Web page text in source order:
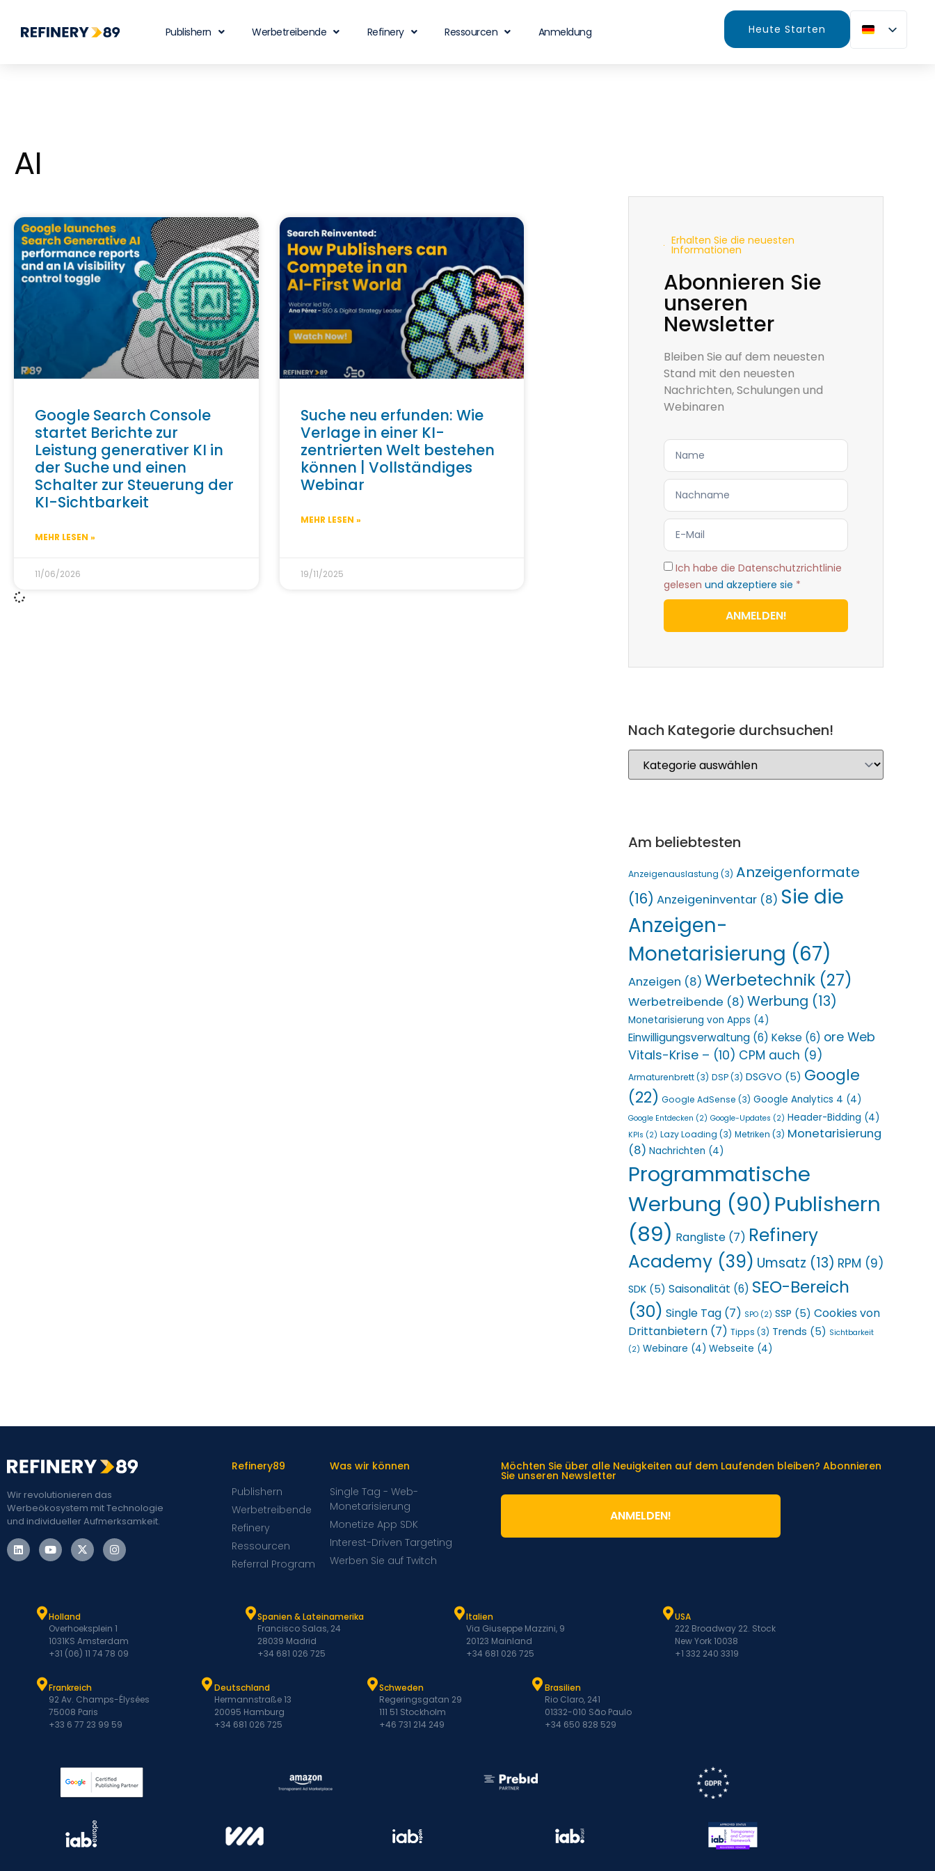
Publishern Werbetreibende Refinery Ressourcen Anmeldung Heute Starten
AI
Google Search Console
startet Berichte zur
Leistung generativer KI in
der Suche und einen
Schalter zur Steuerung der
KI-Sichtbarkeit
MEHR LESEN »
11/06/2026
Suche neu erfunden: Wie
Verlage in einer KI-
zentrierten Welt bestehen
können | Vollständiges
Webinar
MEHR LESEN »
19/11/2025
Erhalten Sie die neuesten
Informationen
Abonnieren Sie
unseren
Newsletter
Bleiben Sie auf dem neuesten
Stand mit den neuesten
Nachrichten, Schulungen und
Webinaren
Ich habe die Datenschutzrichtlinie
gelesen und akzeptiere sie *
ANMELDEN!
Nach Kategorie durchsuchen!
Am beliebtesten
Anzeigenauslastung (3) Anzeigenformate
(16) Anzeigeninventar (8) Sie die
Anzeigen-
Monetarisierung (67)
Anzeigen (8) Werbetechnik (27)
Werbetreibende (8) Werbung (13)
Monetarisierung von Apps (4)
Einwilligungsverwaltung (6) Kekse (6) ore Web
Vitals-Krise – (10) CPM auch (9)
Armaturenbrett(3) DSP(3) DSGVO (5) Google
(22) Google AdSense (3) Google Analytics 4 (4)
Google Entdecken (2) Google-Updates (2) Header-Bidding (4)
KPIs (2) Lazy Loading (3) Metriken (3) Monetarisierung
(8) Nachrichten (4)
Programmatische
Werbung (90) Publishern
(89) Rangliste (7) Refinery
Academy (39) Umsatz (13) RPM (9)
SDK (5) Saisonalität (6) SEO-Bereich
(30) Single Tag (7) SPO (2) SSP (5) Cookies von
Drittanbietern (7) Tipps (3) Trends (5) Sichtbarkeit
(2) Webinare (4) Webseite (4)
Wir revolutionieren das
Werbeökosystem mit Technologie
und individueller Aufmerksamkeit.
Refinery89
Publishern
Werbetreibende
Refinery
Ressourcen
Referral Program
Was wir können
Single Tag - Web-
Monetarisierung
Monetize App SDK
Interest-Driven Targeting
Werben Sie auf Twitch
Möchten Sie über alle Neuigkeiten auf dem Laufenden bleiben? Abonnieren
Sie unseren Newsletter
ANMELDEN!
Holland
Overhoeksplein 1
1031KS Amsterdam
+31 (06) 11 74 78 09
Spanien & Lateinamerika
Francisco Salas, 24
28039 Madrid
+34 681 026 725
Italien
Via Giuseppe Mazzini, 9
20123 Mainland
+34 681 026 725
USA
222 Broadway 22. Stock
New York 10038
+1 332 240 3319
Frankreich
92 Av. Champs-Élysées
75008 Paris
+33 6 77 23 99 59
Deutschland
Hermannstraße 13
20095 Hamburg
+34 681 026 725
Schweden
Regeringsgatan 29
111 51 Stockholm
+46 731 214 249
Brasilien
Rio Claro, 241
01332-010 São Paulo
+34 650 828 529